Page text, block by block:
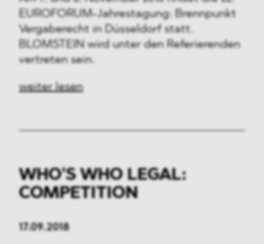
EUROFORUM-Jahrestagung: Brennpunkt
Vergaberecht in Düsseldorf statt.
BLOMSTEIN wird unter den Referierenden
vertreten sein.
weiter lesen
WHO'S WHO LEGAL:
COMPETITION
17.09.2018